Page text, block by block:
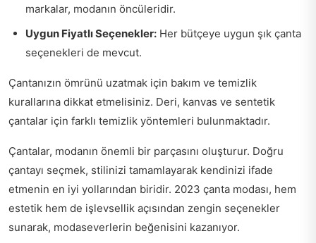
markalar, modanın öncüleridir.
Uygun Fiyatlı Seçenekler: Her bütçeye uygun şık çanta
seçenekleri de mevcut.
Çantanızın ömrünü uzatmak için bakım ve temizlik
kurallarına dikkat etmelisiniz. Deri, kanvas ve sentetik
çantalar için farklı temizlik yöntemleri bulunmaktadır.
Çantalar, modanın önemli bir parçasını oluşturur. Doğru
çantayı seçmek, stilinizi tamamlayarak kendinizi ifade
etmenin en iyi yollarından biridir. 2023 çanta modası, hem
estetik hem de işlevsellik açısından zengin seçenekler
sunarak, modaseverlerin beğenisini kazanıyor.